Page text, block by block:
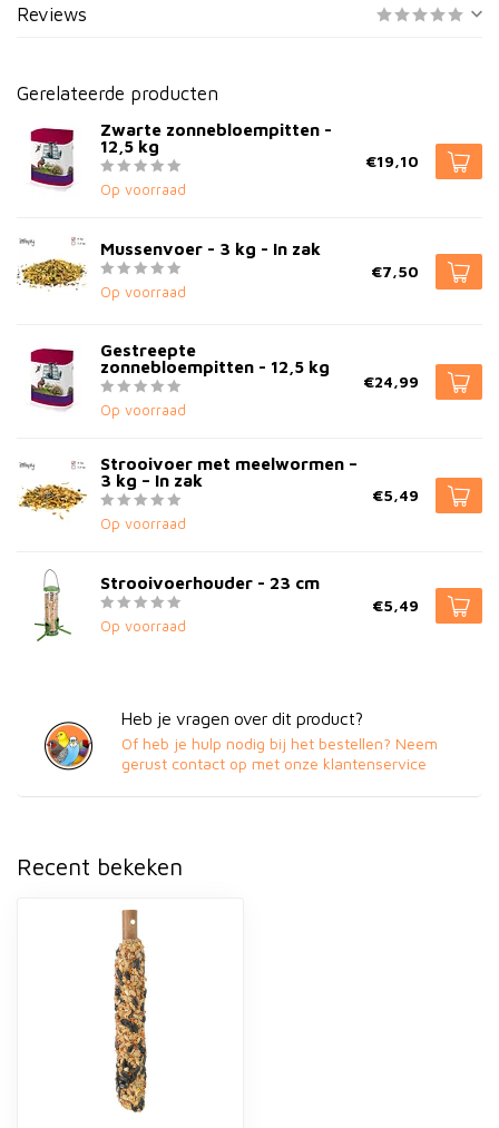
Reviews
Gerelateerde producten
Zwarte zonnebloempitten -
12,5 kg
Op voorraad
€19,10
Mussenvoer - 3 kg - In zak
Op voorraad
€7,50
Gestreepte
zonnebloempitten - 12,5 kg
Op voorraad
€24,99
Strooivoer met meelwormen –
3 kg – In zak
Op voorraad
€5,49
Strooivoerhouder - 23 cm
Op voorraad
€5,49
Heb je vragen over dit product?
Of heb je hulp nodig bij het bestellen? Neem
gerust contact op met onze klantenservice
Recent bekeken